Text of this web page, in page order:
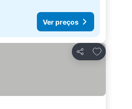
Ver preços
Partilhar
Adicionar